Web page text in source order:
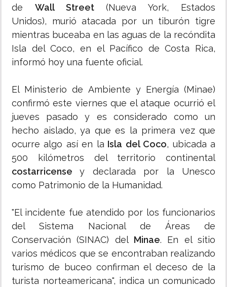
de Wall Street (Nueva York, Estados
Unidos), murió atacada por un tiburón tigre
mientras buceaba en las aguas de la recóndita
Isla del Coco, en el Pacífico de Costa Rica,
informó hoy una fuente oficial.
El Ministerio de Ambiente y Energía (Minae)
confirmó este viernes que el ataque ocurrió el
jueves pasado y es considerado como un
hecho aislado, ya que es la primera vez que
ocurre algo así en la Isla del Coco, ubicada a
500 kilómetros del territorio continental
costarricensey declarada por la Unesco
como Patrimonio de la Humanidad.
"El incidente fue atendido por los funcionarios
del Sistema Nacional de Áreas de
Conservación (SINAC) del Minae. En el sitio
varios médicos que se encontraban realizando
turismo de buceo confirman el deceso de la
turista norteamericana", indica un comunicado